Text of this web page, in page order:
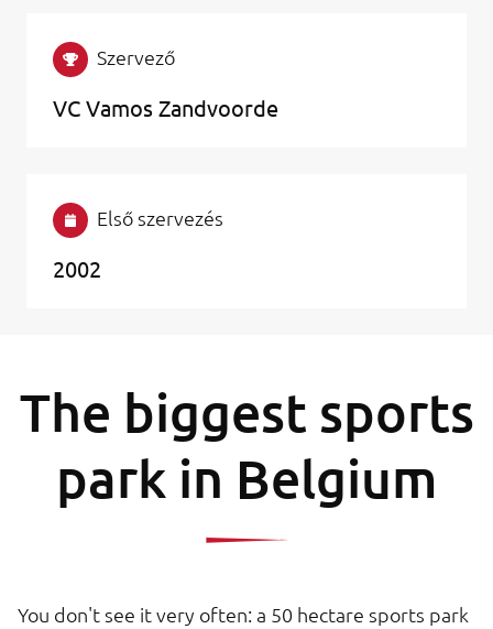
Szervező
VC Vamos Zandvoorde
Első szervezés
2002
The biggest sports
park in Belgium
You don't see it very often: a 50 hectare sports park